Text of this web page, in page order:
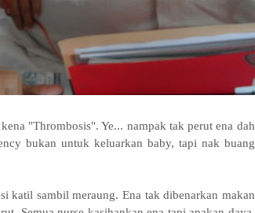
"Thrombosis". Ye... nampak tak perut ena dah
bukan untuk keluarkan baby, tapi nak buang
katil sambil meraung. Ena tak dibenarkan makan